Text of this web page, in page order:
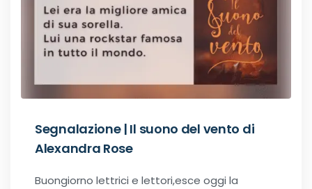
Segnalazione | Il suono del vento di
Alexandra Rose
Buongiorno lettrici e lettori,esce oggi la